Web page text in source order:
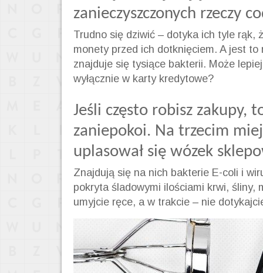
zanieczyszczonych rzeczy
Trudno się dziwić – dotyka ich tyle rąk,
monety przed ich dotknięciem. A jest
znajduje się tysiące bakterii. Może
wyłącznie w karty kredytowe?
Jeśli często robisz zakupy,
zaniepokoi. Na trzecim
uplasował się wózek
Znajdują się na nich bakterie E-coli i
pokryta śladowymi ilościami krwi, śliny,
umyjcie ręce, a w trakcie – nie